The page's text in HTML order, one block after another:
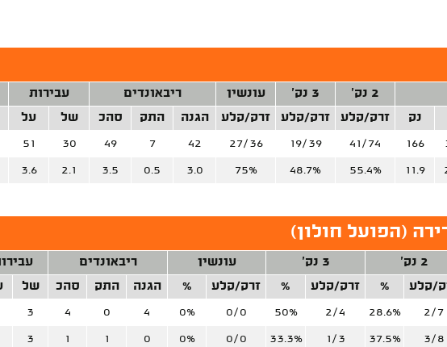
2 נק' 3 נק' עונשין ריבאונדים עבירות
נק זרק/קלע זרק/קלע זרק/קלע הגנה התק סהכ של על
166
41/74
19/39
27/36
42
7
49
30
51
11.9
55.4%
48.7%
75%
3.0
0.5
3.5
2.1
3.6
(הפועל חולון)
2 נק' 3 נק' עונשין ריבאונדים
קלע % זרק/קלע % זרק/קלע % הגנה התק סהכ של
2/7
28.6%
2/4
50%
0/0
0%
4
0
4
3
3/8
37.5%
1/3
33.3%
0/0
0%
0
1
1
3